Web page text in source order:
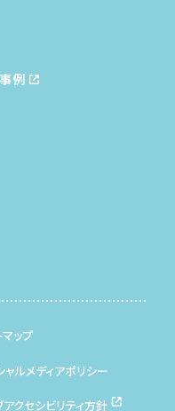
例
マップ
ャルメディアポリシー
アクセシビリティ方針